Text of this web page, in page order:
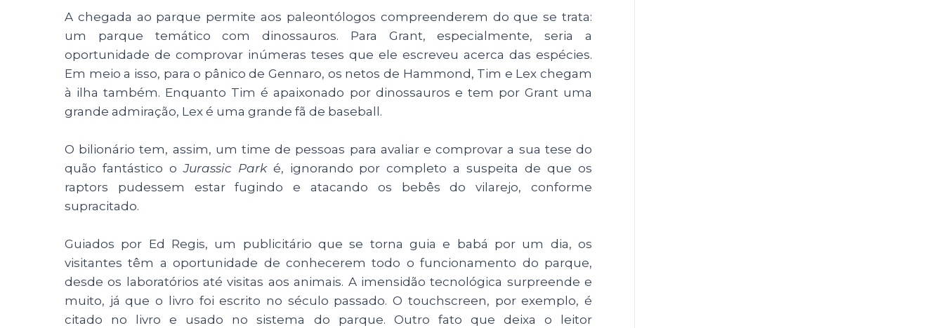
A chegada ao parque permite aos paleontólogos compreenderem do que se trata:
um parque temático com dinossauros. Para Grant, especialmente, seria a
oportunidade de comprovar inúmeras teses que ele escreveu acerca das espécies.
Em meio a isso, para o pânico de Gennaro, os netos de Hammond, Tim e Lex chegam
à ilha também. Enquanto Tim é apaixonado por dinossauros e tem por Grant uma
grande admiração, Lex é uma grande fã de baseball.
O bilionário tem, assim, um time de pessoas para avaliar e comprovar a sua tese do
quão fantástico oJurassic Parké, ignorando por completo a suspeita de que os
raptors pudessem estar fugindo e atacando os bebês do vilarejo, conforme
supracitado.
Guiados por Ed Regis, um publicitário que se torna guia e babá por um dia, os
visitantes têm a oportunidade de conhecerem todo o funcionamento do parque,
desde os laboratórios até visitas aos animais. A imensidão tecnológica surpreende e
muito, já que o livro foi escrito no século passado. O touchscreen, por exemplo, é
citado no livro e usado no sistema do parque. Outro fato que deixa o leitor